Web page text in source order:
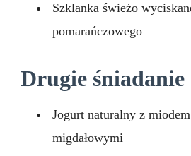
Szklanka świeżo
pomarańczowego
Drugie śniadanie
Jogurt naturalny z
migdałowymi